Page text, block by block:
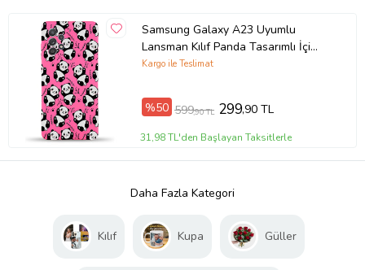
Samsung Galaxy A23 Uyumlu
Lansman Kılıf Panda Tasarımlı İçi
Kadife Kapak-Neon Pembe (Şeffaf)
Kargo ile Teslimat
%50 599,90 TL 299,90 TL
31,98 TL'den Başlayan Taksitlerle
Daha Fazla Kategori
Kılıf Kupa Güller